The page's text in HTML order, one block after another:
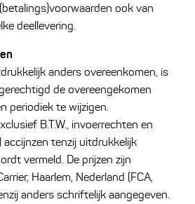
ook van
deellevering.
anders overeenkomen, is
de overeengekomen
periodiek te wijzigen.
B.T.W., invoerrechten en
tenzij uitdrukkelijk
vermeld. De prijzen zijn
Haarlem, Nederland (FCA,
anders schriftelijk aangegeven.